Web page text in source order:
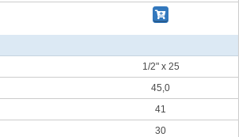
1/2" x 25
45,0
41
30